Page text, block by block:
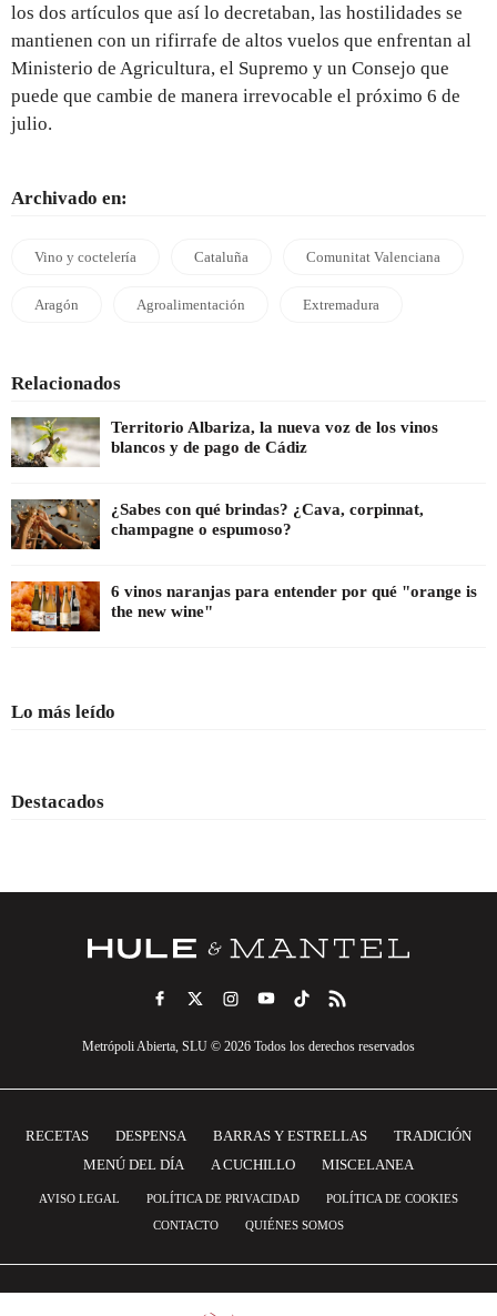
los dos artículos que así lo decretaban, las hostilidades se
mantienen con un rifirrafe de altos vuelos que enfrentan al
Ministerio de Agricultura, el Supremo y un Consejo que
puede que cambie de manera irrevocable el próximo 6 de
julio.
Archivado en:
Vino y coctelería Cataluña Comunitat Valenciana
Aragón Agroalimentación Extremadura
Relacionados
Territorio Albariza, la nueva voz de los vinos
blancos y de pago de Cádiz
¿Sabes con qué brindas? ¿Cava, corpinnat,
champagne o espumoso?
6 vinos naranjas para entender por qué "orange is
the new wine"
Lo más leído
Destacados
Metrópoli Abierta, SLU © 2026 Todos los derechos reservados
RECETAS DESPENSA BARRAS Y ESTRELLAS
TRADICIÓN
MENÚ DEL DÍA
A CUCHILLO MISCELANEA
AVISO LEGAL POLÍTICA DE PRIVACIDAD
POLÍTICA DE COOKIES
CONTACTO
QUIÉNES SOMOS